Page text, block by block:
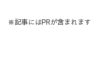
※記事にはPRが含まれます